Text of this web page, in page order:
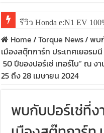
รีวิว Honda e:N1 EV
รีวิว ลองขับ All New
Home/Torque News/พบ
เมืองสตุ๊ทการ์ท ประเทศเยอรม
50 ปีของปอร์เช่ เทอร์โบ” ณ ง
25 ถึง 28 เมษายน 2024
พบกับปอร์เช่ที่ง